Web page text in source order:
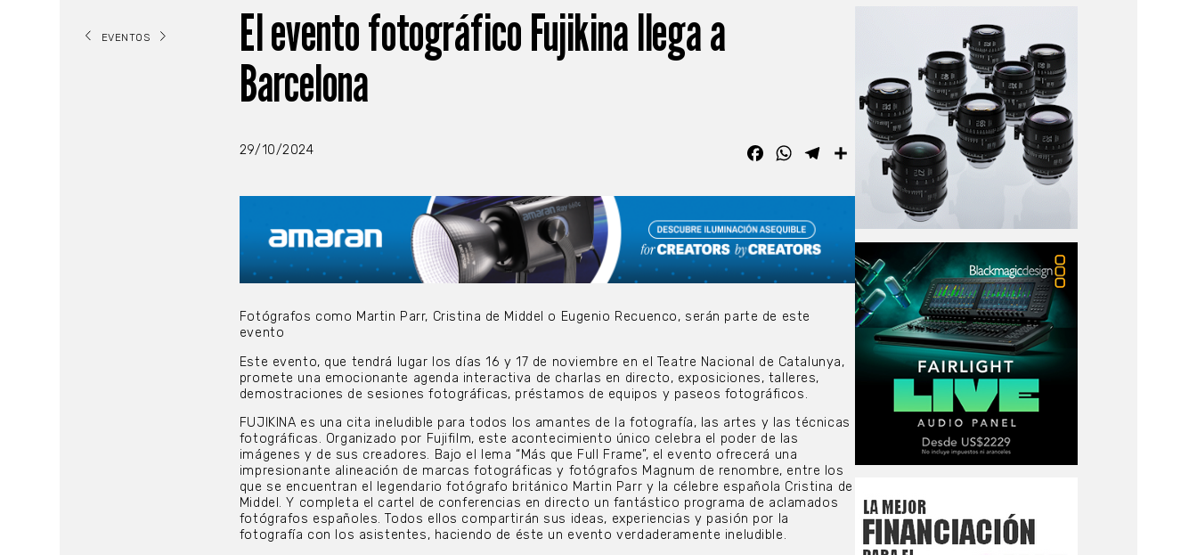
EVENTOS
El evento fotográfico Fujikina llega a
Barcelona
29/10/2024 FacebookWhatsAppTelegramCompartir
Fotógrafos como Martin Parr, Cristina de Middel o Eugenio Recuenco, serán parte de este
evento
Este evento, que tendrá lugar los días 16 y 17 de noviembre en el Teatre Nacional de Catalunya,
promete una emocionante agenda interactiva de charlas en directo, exposiciones, talleres,
demostraciones de sesiones fotográficas, préstamos de equipos y paseos fotográficos.
FUJIKINA es una cita ineludible para todos los amantes de la fotografía, las artes y las técnicas
fotográficas. Organizado por Fujifilm, este acontecimiento único celebra el poder de las
imágenes y de sus creadores. Bajo el lema “Más que Full Frame”, el evento ofrecerá una
impresionante alineación de marcas fotográficas y fotógrafos Magnum de renombre, entre los
que se encuentran el legendario fotógrafo británico Martin Parr y la célebre española Cristina de
Middel. Y completa el cartel de conferencias en directo un fantástico programa de aclamados
fotógrafos españoles. Todos ellos compartirán sus ideas, experiencias y pasión por la
fotografía con los asistentes, haciendo de éste un evento verdaderamente ineludible.